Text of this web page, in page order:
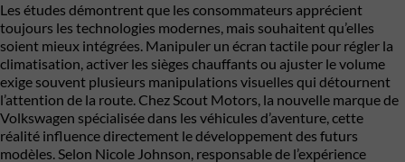
Les études démontrent que les consommateurs apprécient
toujours les technologies modernes, mais souhaitent qu’elles
soient mieux intégrées. Manipuler un écran tactile pour régler la
climatisation, activer les sièges chauffants ou ajuster le volume
exige souvent plusieurs manipulations visuelles qui détournent
l’attention de la route. Chez Scout Motors, la nouvelle marque de
Volkswagen spécialisée dans les véhicules d’aventure, cette
réalité influence directement le développement des futurs
modèles. Selon Nicole Johnson, responsable de l’expérience